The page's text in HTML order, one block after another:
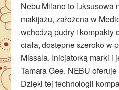
Nebu Milano to luksusowa
makijażu, założona w
wchodzą pudry i kompakty
ciała, dostępne szeroko w
Missala. Inicjatorką marki i
Tamara Gee. NEBU
Dzięki tej technologii